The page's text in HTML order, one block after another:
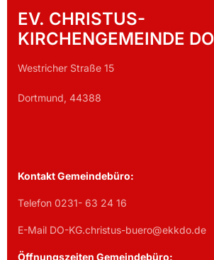
EV. CHRISTUS-
KIRCHENGEMEINDE
Westricher Straße 15
Dortmund, 44388
Kontakt Gemeindebüro:
Telefon 0231- 63 24 16
E-Mail DO-KG.christus-buero@ekkdo.de
Öffnungszeiten Gemeindebüro: